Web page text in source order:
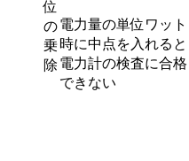
位
の
乗
除
電力量の単位ワット
時に中点を入れると
電力計の検査に合格
できない